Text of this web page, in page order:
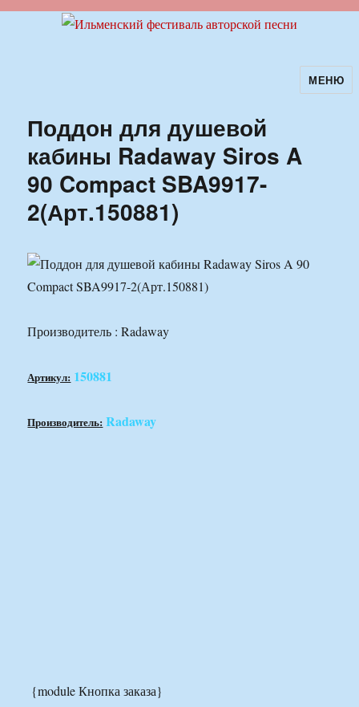
Ильменский фестиваль авторскойМЕНЮ
Поддон для душевой
кабины Radaway Siros A
90 Compact SBA9917-
2(Арт.150881)
Производитель : Radaway
Артикул: 150881
Производитель: Radaway
{module Кнопка заказа}